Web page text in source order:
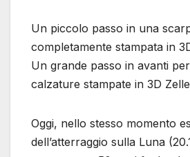
Un piccolo passo in una
completamente stampata in
Un grande passo in avanti
calzature stampate in 3D
Oggi, nello stesso momento
dell’atterraggio sulla Luna